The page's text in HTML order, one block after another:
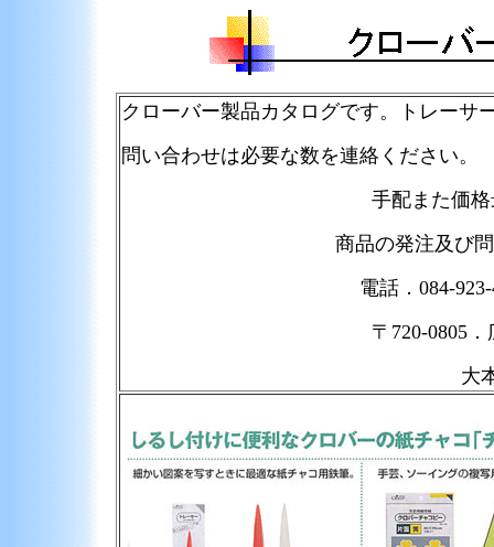
クローバー製品カタログです。トレーサ
問い合わせは必要な数を連絡ください。
手配また価
商品の発注及び
電話．084-
〒720-0805
大